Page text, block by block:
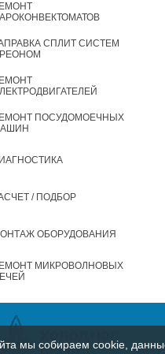
СПЛИТ СИСТЕМ
ПОСУДОМОЕЧНЫХ
/ ПОДБОР
ОБОРУДОВАНИЯ
МИКРОВОЛНОВЫХ
мы собираем cookie,